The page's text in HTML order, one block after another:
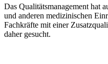
Das Qualitätsmanagement hat
und anderen medizinischen
Fachkräfte mit einer
daher gesucht.